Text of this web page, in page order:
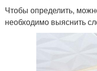
Чтобы определить,
необходимо выяснить